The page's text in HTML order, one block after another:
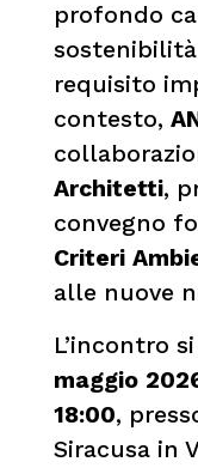
profondo
requisito
contesto,
Architetti,
convegno
Criteri
alle nuove
L’incontro
maggio
18:00,
Siracusa in